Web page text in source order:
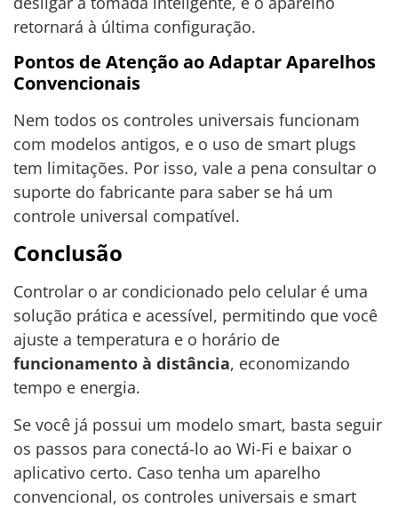
retornará à última configuração.
Pontos de Atenção ao Adaptar Aparelhos
Convencionais
Nem todos os controles universais funcionam
com modelos antigos, e o uso de smart plugs
tem limitações. Por isso, vale a pena consultar o
suporte do fabricante para saber se há um
controle universal compatível.
Conclusão
Controlar o ar condicionado pelo celular é uma
solução prática e acessível, permitindo que você
ajuste a temperatura e o horário de
funcionamento à distância, economizando
tempo e energia.
Se você já possui um modelo smart, basta seguir
os passos para conectá-lo ao Wi-Fi e baixar o
aplicativo certo. Caso tenha um aparelho
convencional, os controles universais e smart